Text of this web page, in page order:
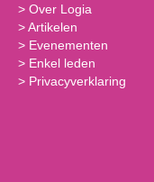
> Over Logia
>Artikelen
> Evenementen
> Enkel leden
> Privacyverklaring